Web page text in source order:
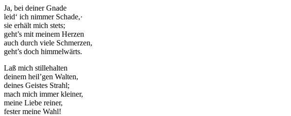
Ja, bei deiner Gnade
leid‘ ich nimmer Schade,·
sie erhält mich stets;
geht’s mit meinem Herzen
auch durch viele Schmerzen,
geht’s doch himmelwärts.
Laß mich stillehalten
deinem heil’gen Walten,
deines Geistes Strahl;
mach mich immer kleiner,
meine Liebe reiner,
fester meine Wahl!